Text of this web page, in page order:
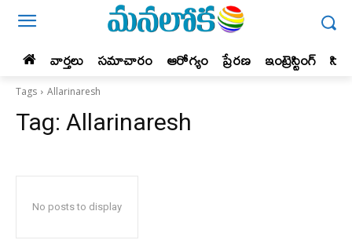
వార్తలు సమాచారం ఆరోగ్యం ప్రేర‌ణ‌ ఇంట్రెస్టింగ్‌
Tags Allarinaresh
Tag: Allarinaresh
No posts to display